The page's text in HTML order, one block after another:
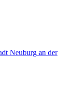
Neuburg an der